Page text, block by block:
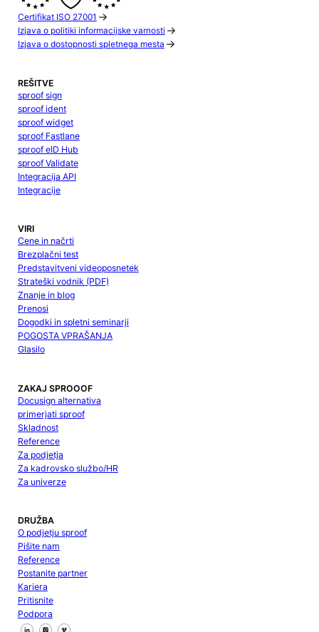
Certifikat ISO 27001
Izjava o politiki informacijske varnosti
Izjava o dostopnosti spletnega mesta
REŠITVE
sproof sign
sproof ident
sproof widget
sproof Fastlane
sproof eID Hub
sproof Validate
Integracija API
Integracije
VIRI
Cene in načrti
Brezplačni test
Predstavitveni videoposnetek
Strateški vodnik (PDF)
Znanje in blog
Prenosi
Dogodki in spletni seminarji
POGOSTA VPRAŠANJA
Glasilo
ZAKAJ SPROOOF
Docusign alternativa
primerjati sproof
Skladnost
Reference
Za podjetja
Za kadrovsko službo/HR
Za univerze
DRUŽBA
O podjetju sproof
Pišite nam
Reference
Postanite partner
Kariera
Pritisnite
Podpora
Sledite nam na Facebooku
Sledite nam na X
Sledite nam na LinkedInu